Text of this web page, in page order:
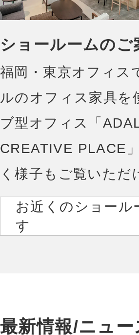
ショールームのご
福岡・東京オフィス
ルのオフィス家具を
ブ型オフィス「
CREATIVE PLACE
く様子もご覧いただ
お近くのショール
す
最新情報/ニュー